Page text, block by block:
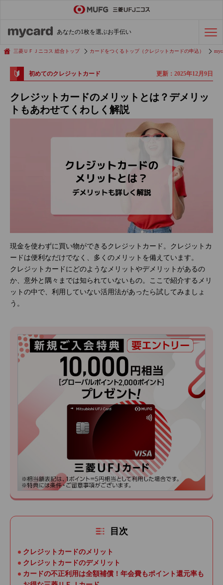
あなたの1枚を選ぶお手伝い
会社経費の支払い 効率化術
三菱ＵＦＪニコス 総合トップ カードをつくるトップ（クレジットカードの申込）
初めてのクレジットカード 更新：2025年12月9日
クレジットカードのメリットとは？デメリッ
トもあわせてくわしく解説
現金を使わずに買い物ができるクレジットカード。クレジットカ
ードは便利なだけでなく、多くのメリットを備えています。
クレジットカードにどのようなメリットやデメリットがあるの
か、意外と隅々までは知られていないもの。ここで紹介するメリ
ットの中で、利用していない活用法があったら試してみましょ
う。
目次
クレジットカードのメリット
クレジットカードのデメリット
カードの不正利用は全額補償！年会費もポイント還元率も